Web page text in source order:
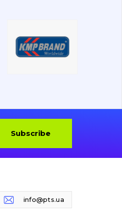
Subscribe
info@pts.ua